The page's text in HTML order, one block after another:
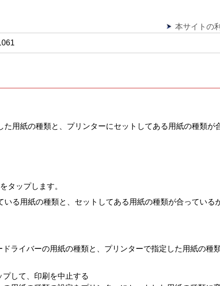
本サイトの
た用紙の種類と、プリンターにセットしてある用紙の種類が
タップします。
る用紙の種類と、セットしてある用紙の種類が合っている
ドライバーの用紙の種類と、プリンターで指定した用紙の種
プして、印刷を中止する